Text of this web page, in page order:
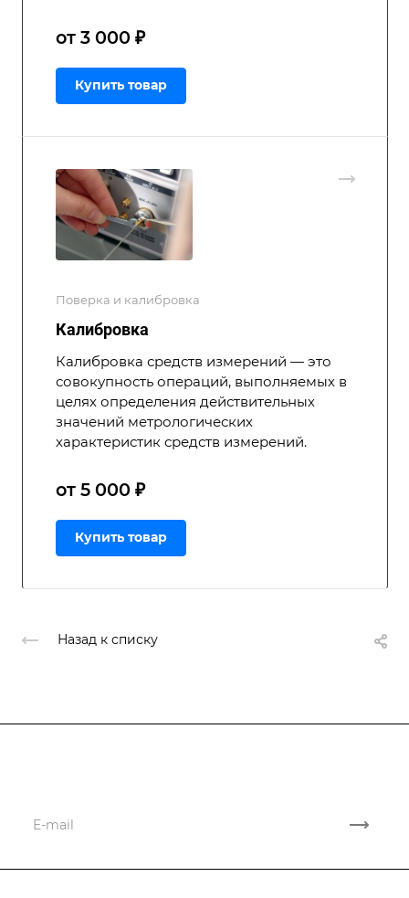
от 3 000 ₽
Купить товар
Поверка и калибровка
Калибровка
Калибровка средств измерений — это
совокупность операций, выполняемых в
целях определения действительных
значений метрологических
характеристик средств измерений.
от 5 000 ₽
Купить товар
Назад к списку